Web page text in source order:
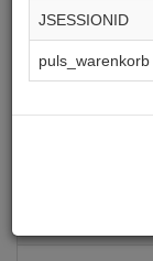
JSESSIONID
puls_warenkorb